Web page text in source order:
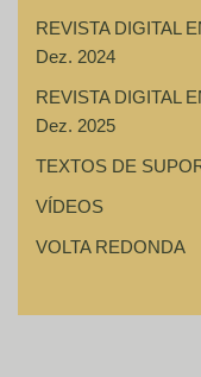
REVISTA DIGITAL
Dez. 2024
REVISTA DIGITAL
Dez. 2025
TEXTOS DE
VÍDEOS
VOLTA REDONDA